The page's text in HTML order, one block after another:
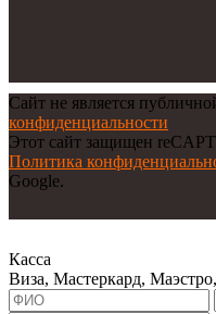
Сайт не является
конфиденциальности
Этот сайт защищен
Политика
Google.
Касса
Виза, Мастеркард,